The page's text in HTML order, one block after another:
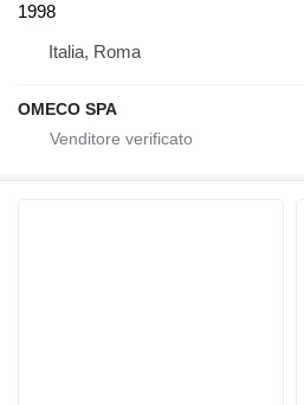
1998
Italia, Roma
OMECO SPA